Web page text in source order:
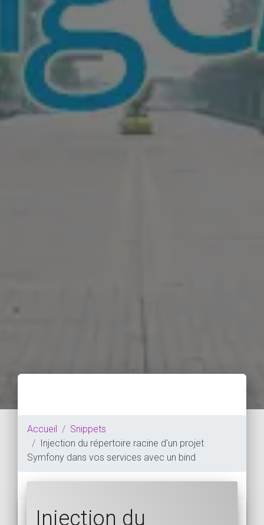
Accueil
Snippets
Injection du répertoire racine d'un projet
Symfony dans vos services avec un bind
Injection du